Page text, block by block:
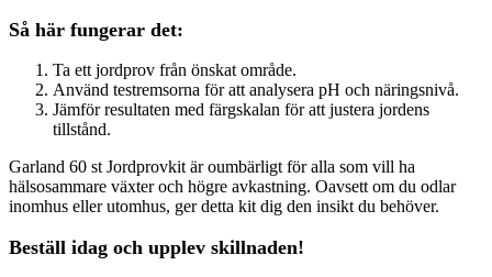
Så här fungerar det:
Ta ett jordprov från önskat område.
Använd testremsorna för att analysera pH och näringsnivå.
Jämför resultaten med färgskalan för att justera jordens
tillstånd.
Garland 60 st Jordprovkit är oumbärligt för alla som vill ha
hälsosammare växter och högre avkastning. Oavsett om du odlar
inomhus eller utomhus, ger detta kit dig den insikt du behöver.
Beställ idag och upplev skillnaden!